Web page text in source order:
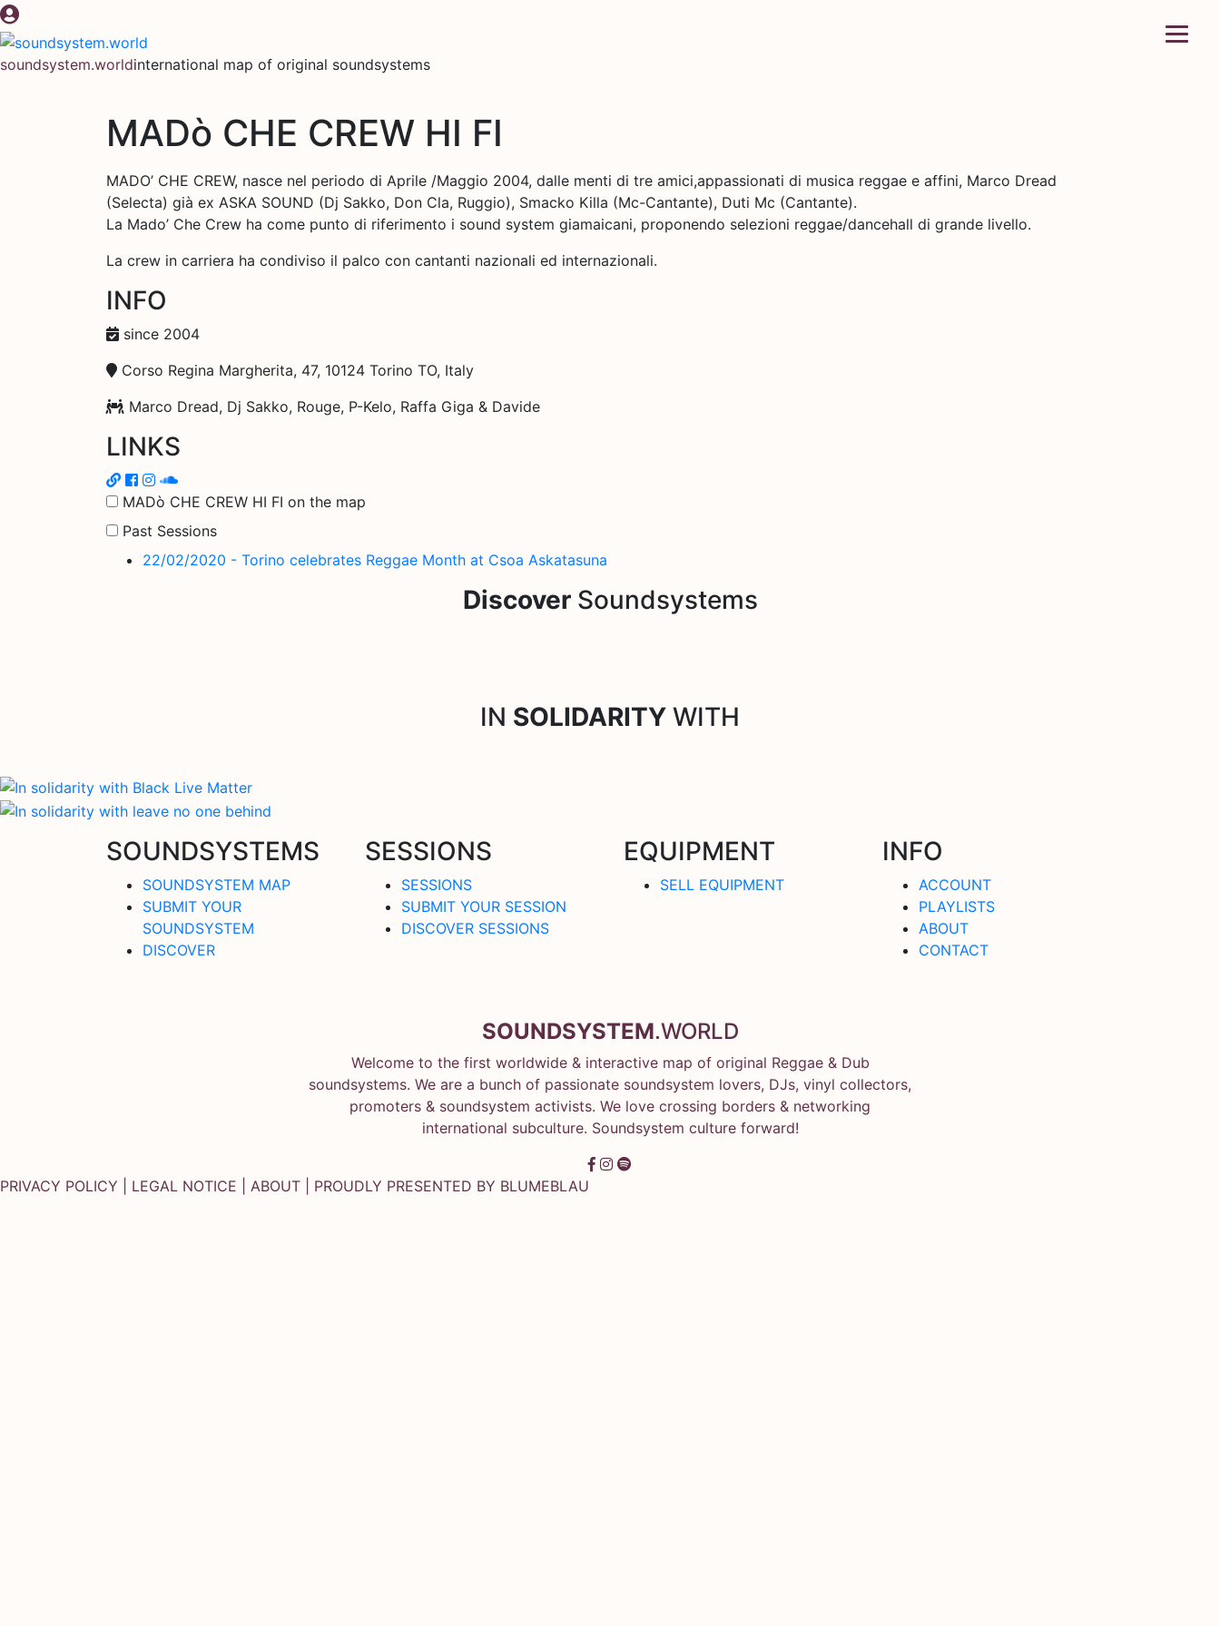
Skip
to
content
soundsystem.worldinternational map of original soundsystems
MADò CHE CREW HI FI
MADO’ CHE CREW, nasce nel periodo di Aprile /Maggio 2004, dalle menti di tre amici,appassionati di musica reggae e affini, Marco Dread
(Selecta) già ex ASKA SOUND (Dj Sakko, Don Cla, Ruggio), Smacko Killa (Mc-Cantante), Duti Mc (Cantante).
La Mado’ Che Crew ha come punto di riferimento i sound system giamaicani, proponendo selezioni reggae/dancehall di grande livello.
La crew in carriera ha condiviso il palco con cantanti nazionali ed internazionali.
INFO
since 2004
Corso Regina Margherita, 47, 10124 Torino TO, Italy
Marco Dread, Dj Sakko, Rouge, P-Kelo, Raffa Giga & Davide
LINKS
MADò CHE CREW HI FI on the map
Past Sessions
22/02/2020 - Torino celebrates Reggae Month at Csoa Askatasuna
DiscoverSoundsystems
IN SOLIDARITY WITH
SOUNDSYSTEMS
SOUNDSYSTEM MAP
SUBMIT YOUR
SOUNDSYSTEM
DISCOVER
SESSIONS
SESSIONS
SUBMIT YOUR SESSION
DISCOVER SESSIONS
EQUIPMENT
SELL EQUIPMENT
INFO
ACCOUNT
PLAYLISTS
ABOUT
CONTACT
SOUNDSYSTEM.WORLD
Welcome to the first worldwide & interactive map of original Reggae & Dub
soundsystems. We are a bunch of passionate soundsystem lovers, DJs, vinyl collectors,
promoters & soundsystem activists. We love crossing borders & networking
international subculture. Soundsystem culture forward!
PRIVACY POLICY LEGAL NOTICE ABOUT | PROUDLY PRESENTED BY BLUMEBLAU